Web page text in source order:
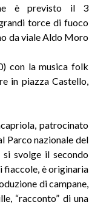
è previsto il 3
torce di fuoco
da viale Aldo Moro
con la musica folk
in piazza Castello,
patrocinato
Parco nazionale del
si svolge il secondo
fiaccole, è originaria
di campane,
“racconto” di una